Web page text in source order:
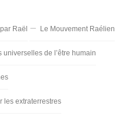
Raël Le Mouvement Raélien
universelles de l’être humain
les extraterrestres